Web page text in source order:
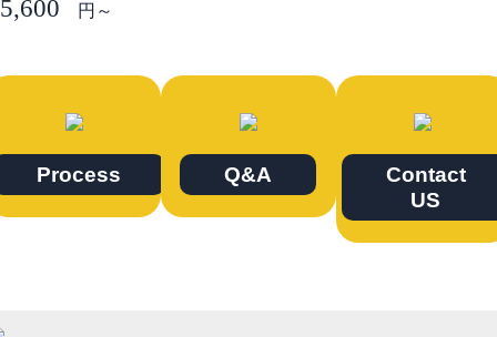
円～
Process Q&A
Contact
US